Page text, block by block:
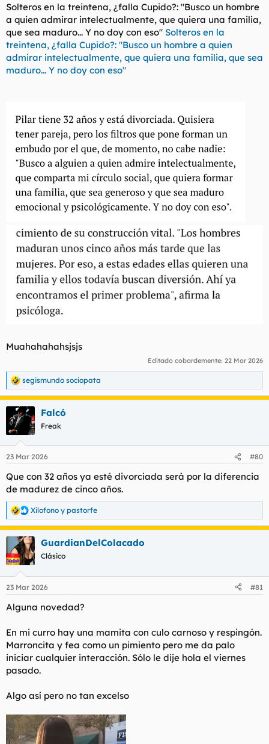
Solteros en la treintena, ¿falla Cupido?: "Busco un hombre
a quien admirar intelectualmente, que quiera una familia,
que sea maduro... Y no doy con eso" Solteros en la
treintena, ¿falla Cupido?: "Busco un hombre a quien
admirar intelectualmente, que quiera una familia, que sea
maduro... Y no doy con eso"
Muahahahahsjsjs
Editado cobardemente: 22 Mar 2026
R
e
a
c
c
i
e
:
segismundo sociopata
Falcó
Freak
23 Mar 2026 #80
Que con 32 años ya esté divorciada será por la diferencia
de madurez de cinco años.
R
e
c
i
e
:
Xilofono y pastorfe
GuardianDelColacado
Clásico
23 Mar 2026 #81
Alguna novedad?
En mi curro hay una mamita con culo carnoso y respingón.
Marroncita y fea como un pimiento pero me da palo
iniciar cualquier interacción. Sólo le dije hola el viernes
pasado.
Algo así pero no tan excelso